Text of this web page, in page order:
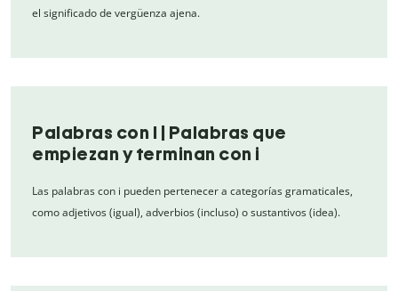
el significado de vergüenza ajena.
Palabras con I | Palabras que
empiezan y terminan con i
Las palabras con i pueden pertenecer a categorías gramaticales,
como adjetivos (igual), adverbios (incluso) o sustantivos (idea).